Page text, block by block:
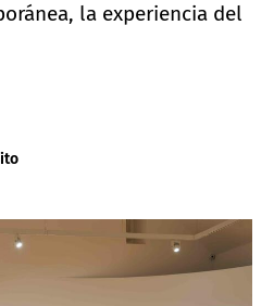
la experiencia del